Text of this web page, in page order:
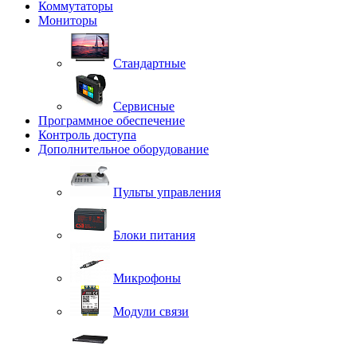
Коммутаторы
Мониторы
Стандартные
Сервисные
Программное обеспечение
Контроль доступа
Дополнительное оборудование
Пульты управления
Блоки питания
Микрофоны
Модули связи